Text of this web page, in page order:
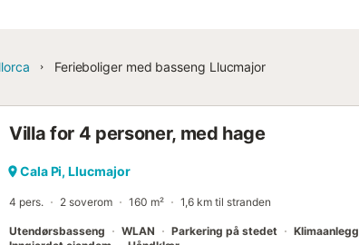
Ferieboliger med basseng Llucmajor
Villa for 4 personer, med hage
Cala Pi, Llucmajor
4 pers. 2 soverom 160 m² 1,6 km til stranden
Utendørsbasseng WLAN Parkering på stedet Klimaanlegg